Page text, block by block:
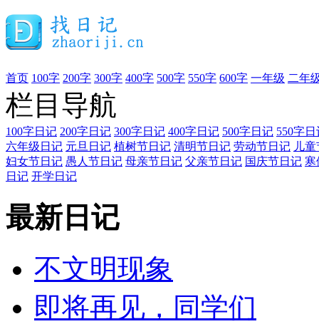
首页 100字 200字 300字 400字 500字 550字 600字 一年级 二年
栏目导航
100字日记 200字日记 300字日记 400字日记 500字日记 550字日
六年级日记 元旦日记 植树节日记 清明节日记 劳动节日记 儿
妇女节日记 愚人节日记 母亲节日记 父亲节日记 国庆节日记 寒
日记 开学日记
最新日记
不文明现象
即将再见，同学们